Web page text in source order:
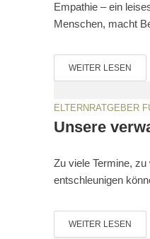
Empathie – ein
Menschen, macht
WEITER LESEN
ELTERNRATGEBER
Unsere
Zu viele Termine,
entschleunigen
WEITER LESEN